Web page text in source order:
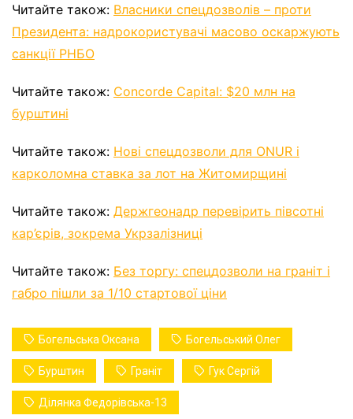
Читайте також: Власники спецдозволів – проти
Президента: надрокористувачі масово оскаржують
санкції РНБО
Читайте також: Concorde Capital: $20 млн на
бурштині
Читайте також: Нові спецдозволи для ONUR і
карколомна ставка за лот на Житомирщині
Читайте також: Держгеонадр перевірить півсотні
кар’єрів, зокрема Укрзалізниці
Читайте також: Без торгу: спецдозволи на граніт і
габро пішли за 1/10 стартової ціни
Богельська Оксана Богельський Олег
Бурштин Граніт Гук Сергій
Ділянка Федорівська-13